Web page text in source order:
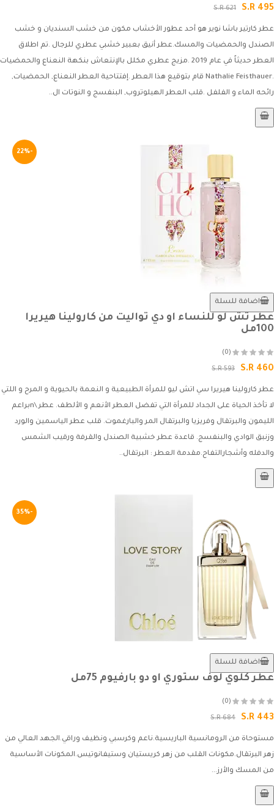
S.R 495
S.R 621
عطر كارتير باشا نوير هو أحد عطور الأخشاب مكون من خشب السنديان و خشب
الصندل والحمضيات والمسك.عطر أنيق بعبير خشبي عطري للرجال .تم اطلاق
العطر حديثاً في عام 2019 .مزيج عطري مكلل بالإنتعاش بنكهة النعناع والحمضيات
.Nathalie Feisthauer قام بتوقيع هذا العطر .إفتتاحية العطر النعناع, الحمضيات,
رائحه الماء و الفلفل .قلب العطر الهيلوتروب, البنفسج و النوتات ال..
-22%
اضافة للسلة
عطر تش لو للنساء او دي تواليت من كارولينا هيريرا
100مل
(0)
S.R 460
S.R 593
عطر كارولينا هيريرا سي اتش ليو للمرأة الطبيعية و النعمة بالحيوية و المرح و اللتي
لا تأخذ الحياة على الجداد للمرأة التي تفضل العطر الأنعم و الألطف. عطر \nبراعم
الليمون والبرتقال وفريزيا والبرتقال المر والبارغموت. قلب عطر الياسمين والورد
وزنبق الوادي والبنفسج. قاعدة عطر خشبية الصندل والقرفة ورقيب الشمس
والدفله وأشجارالتفاح.مقدمة العطر : البرتقال..
-35%
اضافة للسلة
عطر كلوي لوف ستوري او دو بارفيوم 75مل
(0)
S.R 443
S.R 684
مستوحاة من الرومانسية الباريسية.ناعم وكرسبي ونظيف وراقي.الجهد العالي من
زهر البرتقال.مكونات القلب من زهر كريستيان وستيفانوتيس.المكونات الأساسية
من المسك والأرز...